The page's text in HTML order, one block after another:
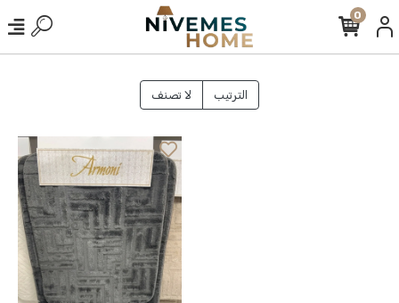
0
لا تصنف الترتيب